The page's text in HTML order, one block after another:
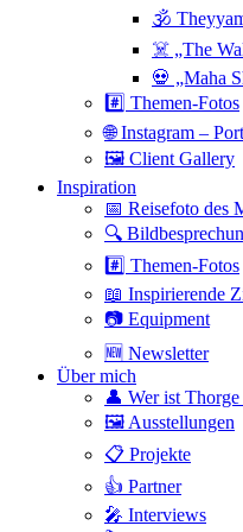
🕉
☠️ „The
💀 „Maha
#️⃣ Themen-Fotos
🌐 Instagram –
🖼 Client Gallery
Inspiration
📅 Reisefoto des
🔍
#️⃣ Themen-Fotos
📖 Inspirierende
📷 Equipment
🆕 Newsletter
Über mich
👤 Wer ist
🖼 Ausstellungen
📋 Projekte
👍 Partner
🎤 Interviews